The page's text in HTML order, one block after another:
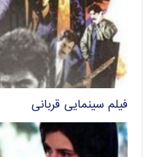
فیلم سینمایی قربانی